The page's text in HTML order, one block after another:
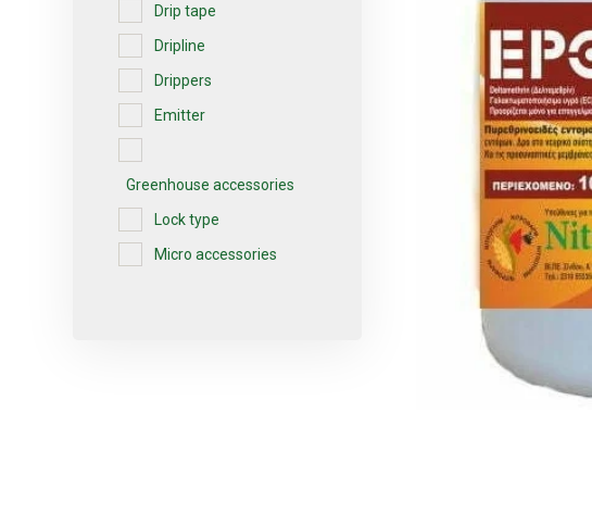
Drip tape
Dripline
Drippers
Emitter
Greenhouse accessories
Lock type
Micro accessories